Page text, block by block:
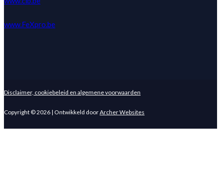
www.FeXpro.be
Disclaimer, cookiebeleid en algemene voorwaarden
Copyright © 2026 | Ontwikkeld doorArcher Websites